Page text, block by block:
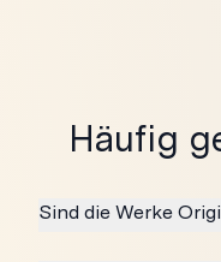
Häufig
Sind die Werke